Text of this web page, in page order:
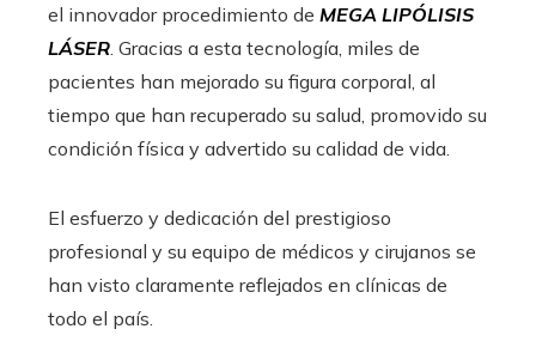
el innovador procedimiento de MEGA LIPÓLISIS
LÁSER . Gracias a esta tecnología, miles de
pacientes han mejorado su figura corporal, al
tiempo que han recuperado su salud, promovido su
condición física y advertido su calidad de vida.
El esfuerzo y dedicación del prestigioso
profesional y su equipo de médicos y cirujanos se
han visto claramente reflejados en clínicas de
todo el país.